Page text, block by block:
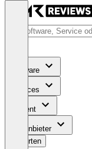
Software
Services
Content
Für Anbieter
Bewerten